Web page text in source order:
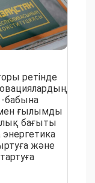
ретінде
бабына
мен ғылымды
бағыты
және